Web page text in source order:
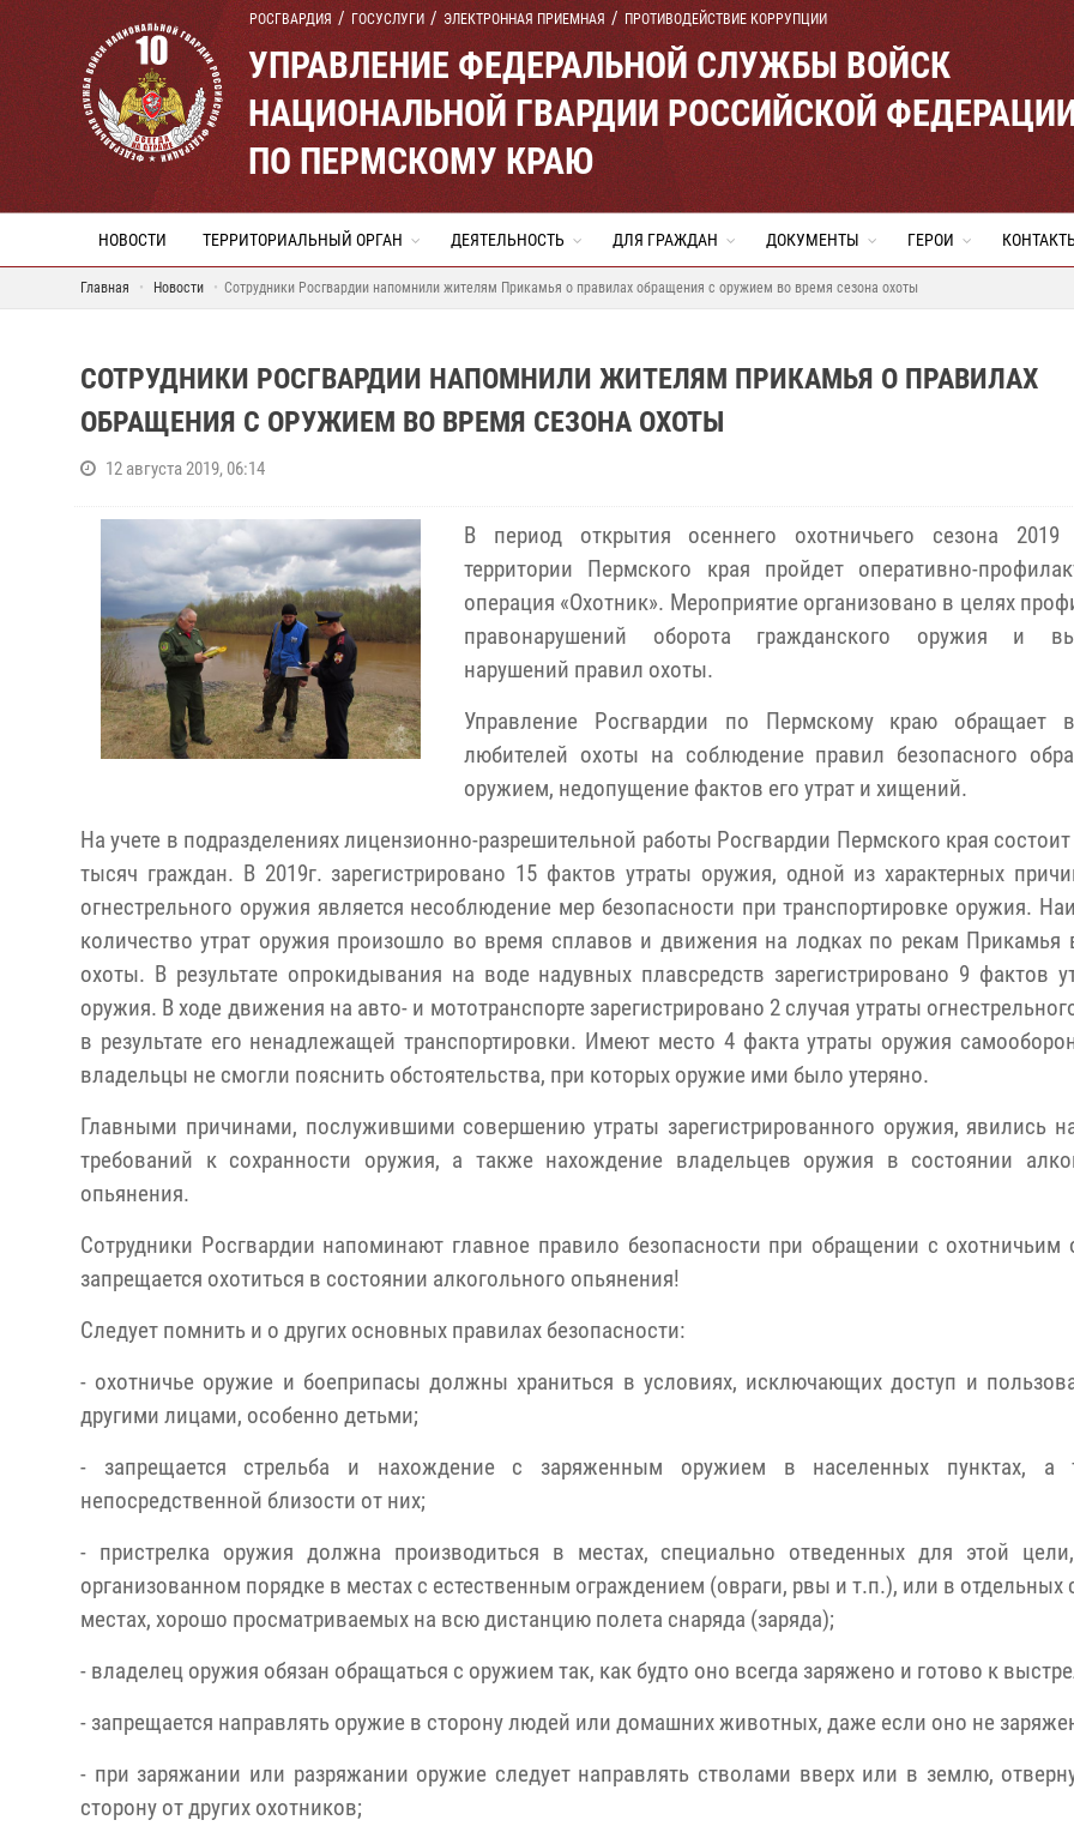
РОСГВАРДИЯ ГОСУСЛУГИ ЭЛЕКТРОННАЯ ПРИЕМНАЯ ПРОТИВОДЕЙСТВИЕ КОРРУПЦИИ
УПРАВЛЕНИЕ ФЕДЕРАЛЬНОЙ СЛУЖБЫ ВОЙСК
НАЦИОНАЛЬНОЙ ГВАРДИИ РОССИЙСКОЙ
ПО ПЕРМСКОМУ КРАЮ
НОВОСТИ ТЕРРИТОРИАЛЬНЫЙ ОРГАН ДЕЯТЕЛЬНОСТЬ ДЛЯ ГРАЖДАН ДОКУМЕНТЫ ГЕРОИ
Главная Новости Сотрудники Росгвардии напомнили жителям Прикамья о правилах обращения с оружием во время сезона охоты
СОТРУДНИКИ РОСГВАРДИИ НАПОМНИЛИ ЖИТЕЛЯМ ПРИКАМЬЯ О ПРАВИЛАХ
ОБРАЩЕНИЯ С ОРУЖИЕМ ВО ВРЕМЯ СЕЗОНА ОХОТЫ
12 августа 2019, 06:14
В период открытия осеннего охотничьего сезона
территории Пермского края пройдет оперативно-
операция «Охотник». Мероприятие организовано в целях
правонарушений оборота гражданского оружия и
нарушений правил охоты.
Управление Росгвардии по Пермскому краю обращает
любителей охоты на соблюдение правил безопасного
оружием, недопущение фактов его утрат и хищений.
На учете в подразделениях лицензионно-разрешительной работы Росгвардии Пермского края
тысяч граждан. В 2019г. зарегистрировано 15 фактов утраты оружия, одной из характерных
огнестрельного оружия является несоблюдение мер безопасности при транспортировке оружия.
количество утрат оружия произошло во время сплавов и движения на лодках по рекам Прикамья
охоты. В результате опрокидывания на воде надувных плавсредств зарегистрировано 9 фактов
оружия. В ходе движения на авто- и мототранспорте зарегистрировано 2 случая утраты
в результате его ненадлежащей транспортировки. Имеют место 4 факта утраты оружия
владельцы не смогли пояснить обстоятельства, при которых оружие ими было утеряно.
Главными причинами, послужившими совершению утраты зарегистрированного оружия, явились
требований к сохранности оружия, а также нахождение владельцев оружия в состоянии
опьянения.
Сотрудники Росгвардии напоминают главное правило безопасности при обращении с охотничьим
запрещается охотиться в состоянии алкогольного опьянения!
Следует помнить и о других основных правилах безопасности:
- охотничье оружие и боеприпасы должны храниться в условиях, исключающих доступ и
другими лицами, особенно детьми;
- запрещается стрельба и нахождение с заряженным оружием в населенных пунктах, а
непосредственной близости от них;
- пристрелка оружия должна производиться в местах, специально отведенных для этой
организованном порядке в местах с естественным ограждением (овраги, рвы и т.п.), или в отдельных
местах, хорошо просматриваемых на всю дистанцию полета снаряда (заряда);
- владелец оружия обязан обращаться с оружием так, как будто оно всегда заряжено и готово к
- запрещается направлять оружие в сторону людей или домашних животных, даже если оно не
- при заряжании или разряжании оружие следует направлять стволами вверх или в землю,
сторону от других охотников;